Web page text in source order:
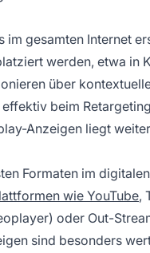
im gesamten Internet
werden, etwa in
über
beim
Anzeigen liegt
Formaten im
wie YouTube,
oder Out-
sind besonders